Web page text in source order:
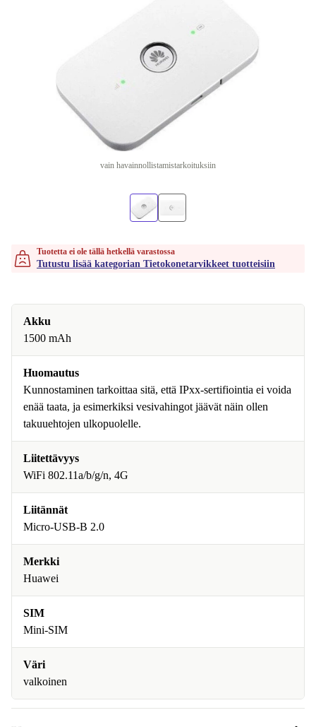
vain havainnollistamistarkoituksiin
Tuotetta ei ole tällä hetkellä varastossa
Tutustu lisää kategorian Tietokonetarvikkeet tuotteisiin
Akku
1500 mAh
Huomautus
Kunnostaminen tarkoittaa sitä, että IPxx-sertifiointia ei voida
enää taata, ja esimerkiksi vesivahingot jäävät näin ollen
takuuehtojen ulkopuolelle.
Liitettävyys
WiFi 802.11a/b/g/n, 4G
Liitännät
Micro-USB-B 2.0
Merkki
Huawei
SIM
Mini-SIM
Väri
valkoinen